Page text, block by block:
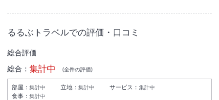
から愛された由緒ある名湯と地元の食材を利用した料理を提供していま
INチェックイン
15:00/ OUT チェックアウト
10:00
温泉 駐車場あり
るるぶトラベルでの評価・口コミ
総合評価
総合： 集計中 (全件の評価)
部屋： 集計中 立地： 集計中 サービス： 集計中
食事： 集計中